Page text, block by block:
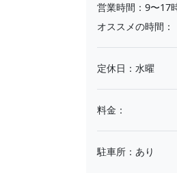
営業時間：9〜17
オススメの時間：
定休日：水曜
料金：
駐車所：あり